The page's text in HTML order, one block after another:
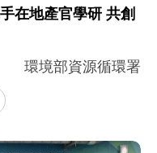
地產官學研 共創
環境部資源循環署